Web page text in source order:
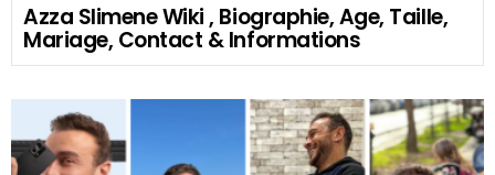
Azza Slimene Wiki , Biographie, Age, Taille,
Mariage, Contact & Informations